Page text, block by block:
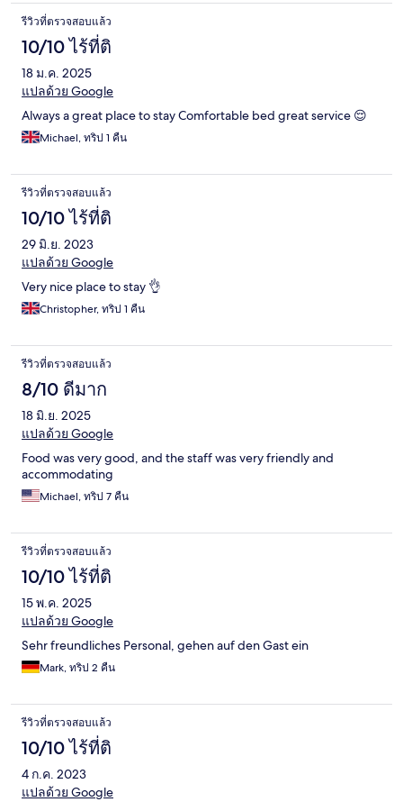
รีวิวที่ตรวจสอบแล้ว
10/10 ไร้ที่ติ
18 ม.ค. 2025
แปลด้วย Google
Always a great place to stay Comfortable bed great service 😌
Michael, ทริป 1 คืน
รีวิวที่ตรวจสอบแล้ว
10/10 ไร้ที่ติ
29 มิ.ย. 2023
แปลด้วย Google
Very nice place to stay 👌
Christopher, ทริป 1 คืน
รีวิวที่ตรวจสอบแล้ว
8/10 ดีมาก
18 มิ.ย. 2025
แปลด้วย Google
Food was very good, and the staff was very friendly and
accommodating
Michael, ทริป 7 คืน
รีวิวที่ตรวจสอบแล้ว
10/10 ไร้ที่ติ
15 พ.ค. 2025
แปลด้วย Google
Sehr freundliches Personal, gehen auf den Gast ein
Mark, ทริป 2 คืน
รีวิวที่ตรวจสอบแล้ว
10/10 ไร้ที่ติ
4 ก.ค. 2023
แปลด้วย Google